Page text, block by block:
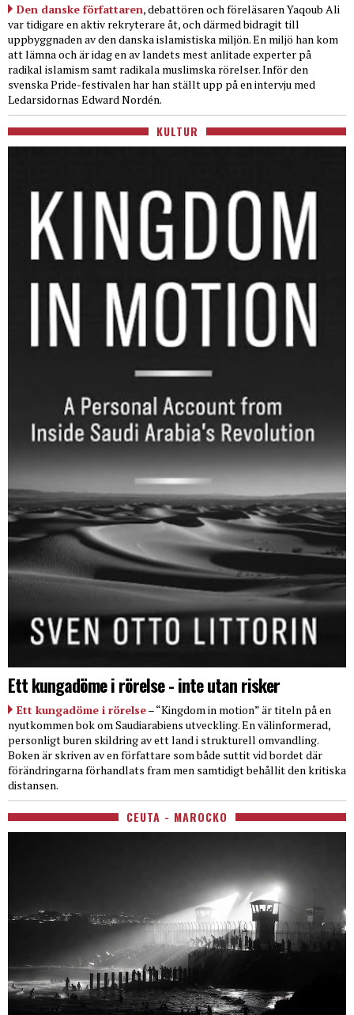
Den danske författaren, debattören och föreläsaren Yaqoub Ali
var tidigare en aktiv rekryterare åt, och därmed bidragit till
uppbyggnaden av den danska islamistiska miljön. En miljö han kom
att lämna och är idag en av landets mest anlitade experter på
radikal islamism samt radikala muslimska rörelser. Inför den
svenska Pride-festivalen har han ställt upp på en intervju med
Ledarsidornas Edward Nordén.
KULTUR
Ett kungadöme i rörelse - inte utan risker
Ett kungadöme i rörelse– “Kingdom in motion” är titeln på en
nyutkommen bok om Saudiarabiens utveckling. En välinformerad,
personligt buren skildring av ett land i strukturell omvandling.
Boken är skriven av en författare som både suttit vid bordet där
förändringarna förhandlats fram men samtidigt behållit den kritiska
distansen.
CEUTA - MAROCKO